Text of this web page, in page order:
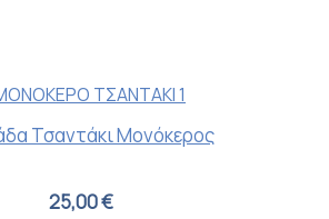
Τσαντάκι Μονόκερος
25,00 €